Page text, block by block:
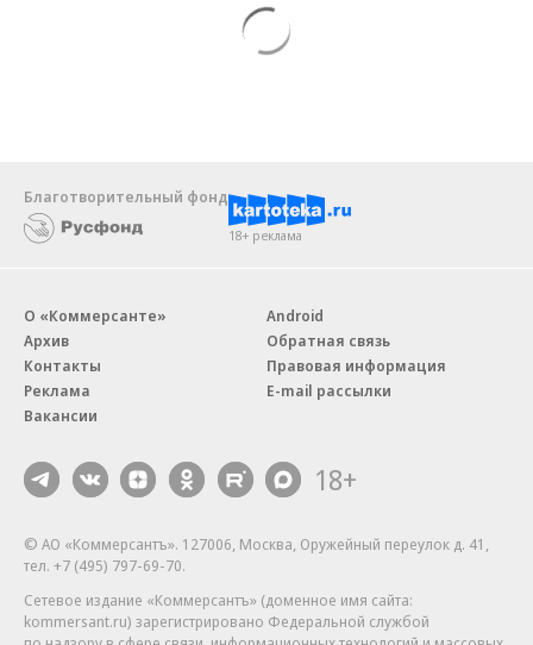
Благотворительный фонд
18+ реклама
О «Коммерсанте»
Архив
Контакты
Реклама
Вакансии
Android
Обратная связь
Правовая информация
E-mail рассылки
18+
© АО «Коммерсантъ». 127006, Москва, Оружейный переулок д. 41,
тел. +7 (495) 797-69-70.
Сетевое издание «Коммерсантъ» (доменное имя сайта:
kommersant.ru) зарегистрировано Федеральной службой